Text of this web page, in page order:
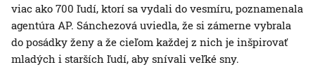
viac ako 700 ľudí, ktorí sa vydali do vesmíru, poznamenala
agentúra AP. Sánchezová uviedla, že si zámerne vybrala
do posádky ženy a že cieľom každej z nich je inšpirovať
mladých i starších ľudí, aby snívali veľké sny.